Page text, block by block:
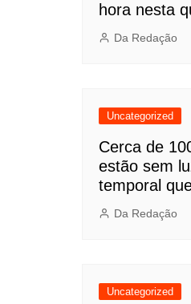
hora nesta
Da Redação
Uncategorized
Cerca de
estão sem
temporal
Da Redação
Uncategorized